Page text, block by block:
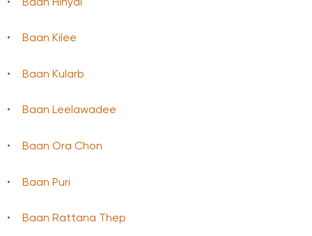
Baan Hinyai
Baan Kilee
Baan Kularb
Baan Leelawadee
Baan Ora Chon
Baan Puri
Baan Rattana Thep